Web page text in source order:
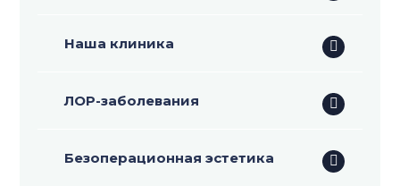
Наша клиника
ЛОР-заболевания
Безоперационная эстетика